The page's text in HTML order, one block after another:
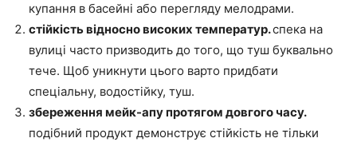
купання в басейні або перегляду мелодрами.
стійкість відносно високих температур.спека на
вулиці часто призводить до того, що туш буквально
тече. Щоб уникнути цього варто придбати
спеціальну, водостійку, туш.
збереження мейк-апу протягом довгого часу.
подібний продукт демонструє стійкість не тільки